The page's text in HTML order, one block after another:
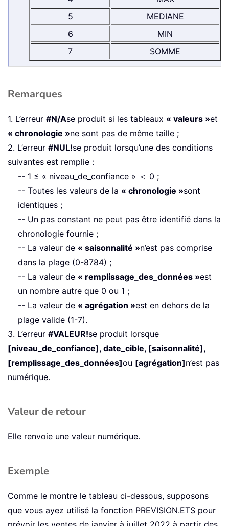
5
MEDIANE
6
MIN
7
SOMME
Remarques
1. L’erreur #N/Ase produit si les tableaux « valeurs »et
« chronologie »ne sont pas de même taille ;
2. L’erreur #NUL!se produit lorsqu’une des conditions
suivantes est remplie :
-- 1 ≤ « niveau_de_confiance » ＜ 0 ;
-- Toutes les valeurs de la « chronologie »sont
identiques ;
-- Un pas constant ne peut pas être identifié dans la
chronologie fournie ;
-- La valeur de « saisonnalité »n’est pas comprise
dans la plage (0-8784) ;
-- La valeur de « remplissage_des_données »est
un nombre autre que 0 ou 1 ;
-- La valeur de « agrégation »est en dehors de la
plage valide (1-7).
3. L’erreur #VALEUR!se produit lorsque
[niveau_de_confiance], date_cible, [saisonnalité],
[remplissage_des_données]ou [agrégation]n’est pas
numérique.
Valeur de retour
Elle renvoie une valeur numérique.
Exemple
Comme le montre le tableau ci-dessous, supposons
que vous ayez utilisé la fonction PREVISION.ETS pour